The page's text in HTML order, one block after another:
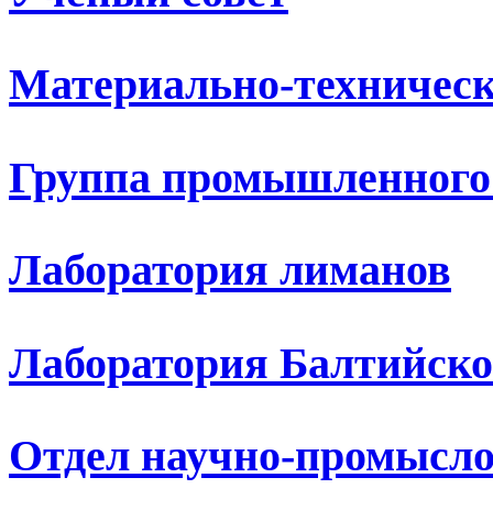
Материально-
Группа
Лаборатория лиманов
Лаборатория
Отдел научно-